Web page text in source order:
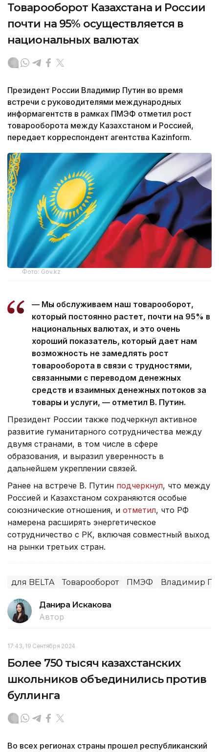
Товарооборот Казахстана и России
почти на 95% осуществляется в
национальных валютах
Президент России Владимир Путин во время
встречи с руководителями международных
информагентств в рамках ПМЭФ отметил рост
товарооборота между Казахстаном и Россией,
передает корреспондент агентства Kazinform.
Фото: Gov.kz
— Мы обслуживаем наш товарооборот,
который постоянно растет, почти на 95% в
национальных валютах, и это очень
хороший показатель, который дает нам
возможность не замедлять рост
товарооборота в связи с трудностями,
связанными с переводом денежных
средств и взаимных денежных потоков за
товары и услуги, — отметил В. Путин.
Президент России также подчеркнул активное
развитие гуманитарного сотрудничества между
двумя странами, в том числе в сфере
образования, и выразил уверенность в
дальнейшем укреплении связей.
Ранее на встрече В. Путин подчеркнул, что между
Россией и Казахстаном сохраняются особые
союзнические отношения, и отметил, что РФ
намерена расширять энергетическое
сотрудничество с РК, включая совместный выход
на рынки третьих стран.
для BELTA Товарооборот ПМЭФ Владимир
Данира Искакова
Автор
17:43, 19 Сентября 2024
Более 750 тысяч казахстанских
школьников объединились против
буллинга
Во всех регионах страны прошел республиканский